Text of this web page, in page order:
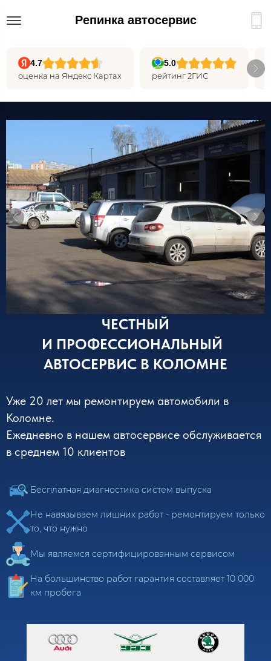
Репинка автосервис
4.7
оценка на Яндекс Картах
5.0
рейтинг 2ГИС
ЧЕСТНЫЙ
И ПРОФЕССИОНАЛЬНЫЙ
АВТОСЕРВИС В КОЛОМНЕ​​
Уже 20 лет мы ремонтируем автомобили в
Коломне.
Ежедневно в нашем автосервисе обслуживается
в среднем 10 клиентов
Бесплатная диагностика систем выпуска
Не навязываем лишних работ - ремонтируем только
то, что нужно​
Мы являемся сертифицированным сервисом​​
На большинство работ гарантия составляет 10 000
км пробега